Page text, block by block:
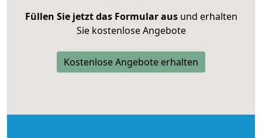
Füllen Sie jetzt das Formular ausund erhalten
Sie kostenlose Angebote
Kostenlose Angebote erhalten